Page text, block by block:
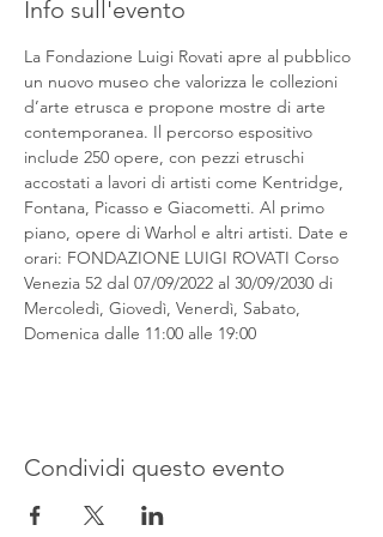
Info sull'evento
La Fondazione Luigi Rovati apre al pubblico
un nuovo museo che valorizza le collezioni
d’arte etrusca e propone mostre di arte
contemporanea. Il percorso espositivo
include 250 opere, con pezzi etruschi
accostati a lavori di artisti come Kentridge,
Fontana, Picasso e Giacometti. Al primo
piano, opere di Warhol e altri artisti. Date e
orari: FONDAZIONE LUIGI ROVATI Corso
Venezia 52 dal 07/09/2022 al 30/09/2030 di
Mercoledì, Giovedì, Venerdì, Sabato,
Domenica dalle 11:00 alle 19:00
Condividi questo evento